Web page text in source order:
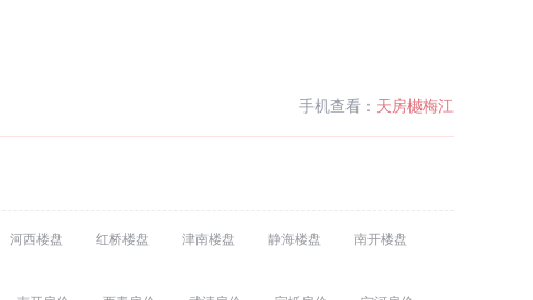
手机查看： 天房樾梅江
河西楼盘 红桥楼盘 津南楼盘 静海楼盘
南开楼盘